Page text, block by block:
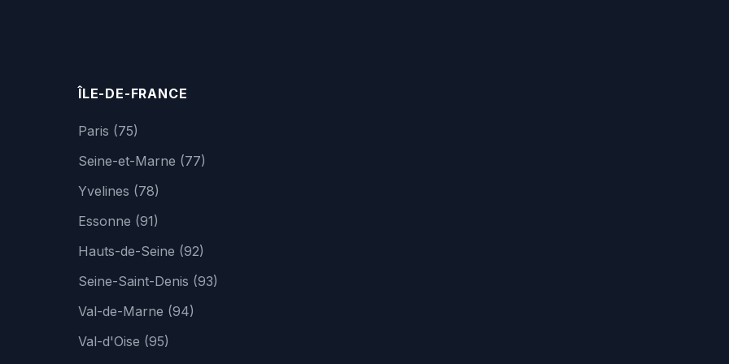
ÎLE-DE-FRANCE
Paris (75)
Seine-et-Marne (77)
Yvelines (78)
Essonne (91)
Hauts-de-Seine (92)
Seine-Saint-Denis (93)
Val-de-Marne (94)
Val-d'Oise (95)